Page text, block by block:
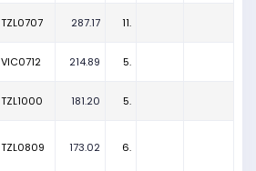
TZL0707 287.17 11.
VIC0712 214.89 5.
TZL1000 181.20 5.
TZL0809 173.02 6.